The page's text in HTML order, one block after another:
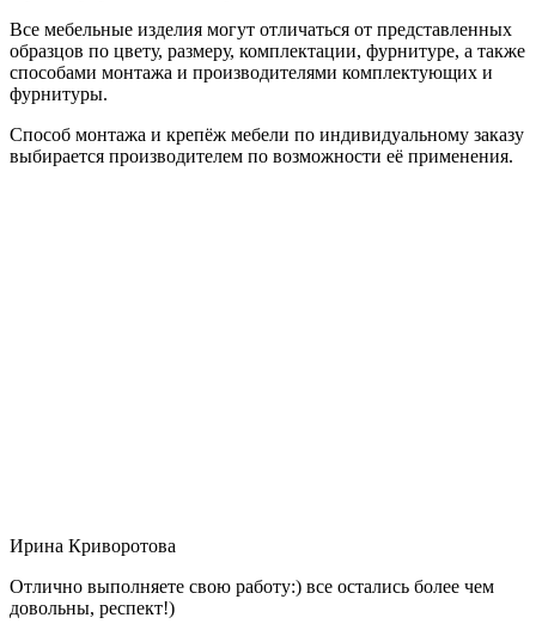
Все мебельные изделия могут отличаться от представленных
образцов по цвету, размеру, комплектации, фурнитуре, а также
способами монтажа и производителями комплектующих и
фурнитуры.
Способ монтажа и крепёж мебели по индивидуальному заказу
выбирается производителем по возможности её применения.
Ирина Криворотова
Отлично выполняете свою работу:) все остались более чем
довольны, респект!)